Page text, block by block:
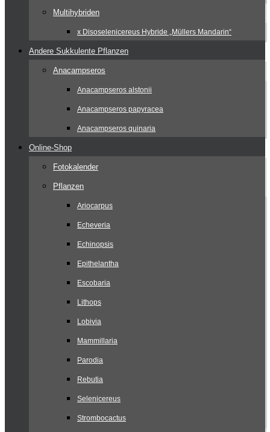
Multihybriden
x Disoselenicereus Hybride „Müllers Mandarin“
Andere Sukkulente Pflanzen
Anacampseros
Anacampseros alstonii
Anacampseros papyracea
Anacampseros quinaria
Online-Shop
Fotokalender
Pflanzen
Ariocarpus
Echeveria
Echinopsis
Epithelantha
Escobaria
Lithops
Lobivia
Mammillaria
Parodia
Rebutia
Selenicereus
Strombocactus